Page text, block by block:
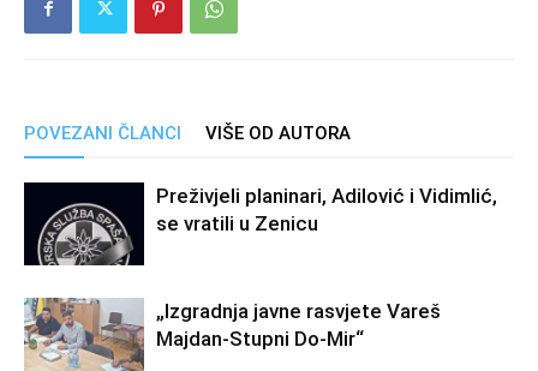
POVEZANI ČLANCI VIŠE OD AUTORA
Preživjeli planinari, Adilović i Vidimlić,
se vratili u Zenicu
„Izgradnja javne rasvjete Vareš
Majdan-Stupni Do-Mir“